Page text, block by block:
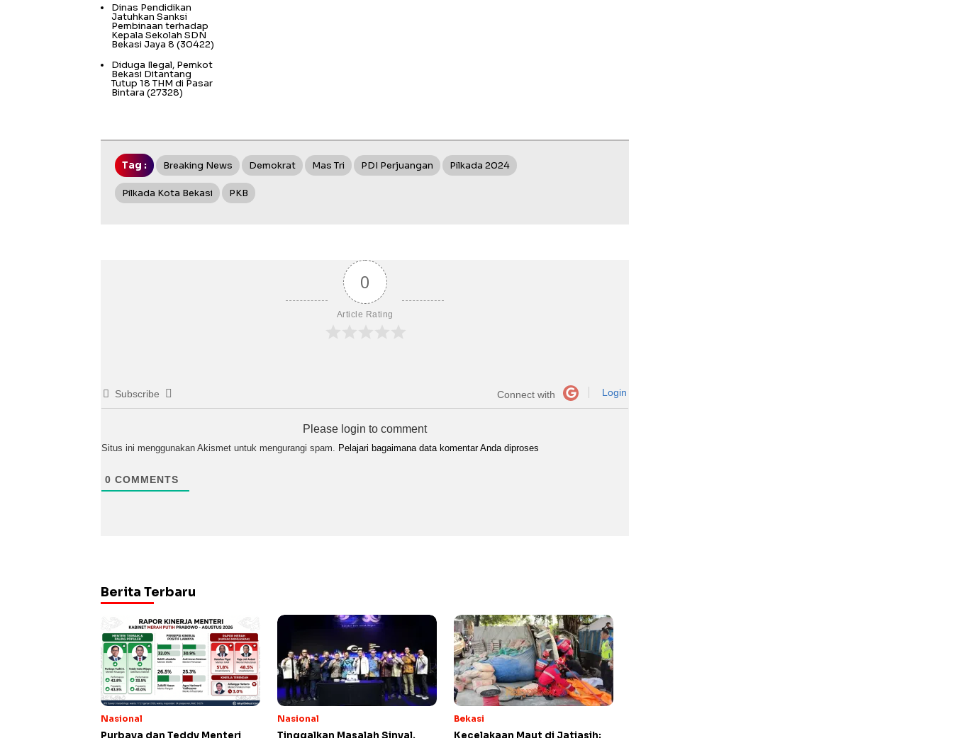
Dinas Pendidikan
Jatuhkan Sanksi
Pembinaan terhadap
Kepala Sekolah SDN
Bekasi Jaya 8 (30422)
Diduga Ilegal, Pemkot
Bekasi Ditantang
Tutup 18 THM di Pasar
Bintara (27328)
Tag : Breaking News Demokrat Mas Tri PDI Perjuangan Pilkada 2024
Pilkada Kota Bekasi PKB
0
Article Rating
Subscribe Connect with Login
Please login to comment
Situs ini menggunakan Akismet untuk mengurangi spam. Pelajari bagaimana data komentar Anda diproses
0 COMMENTS
Berita Terbaru
Nasional
Purbaya dan Teddy Menteri
Nasional
Tinggalkan Masalah Sinyal,
Bekasi
Kecelakaan Maut di Jatiasih: